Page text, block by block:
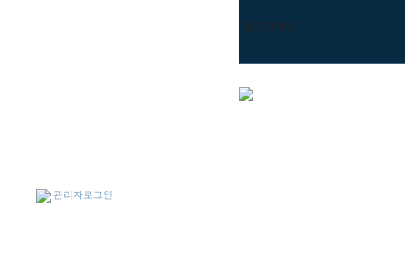
탈인간 펀치
관리자로그인